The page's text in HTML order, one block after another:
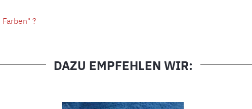
?
DAZU EMPFEHLEN WIR: